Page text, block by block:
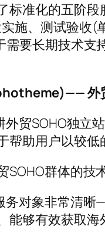
标准化的五阶
施、测试验收(
需要长期技术支
外
外贸SOHO独立
帮助用户以较低
SOHO群体的技
务对象非常清
能够有效获取海